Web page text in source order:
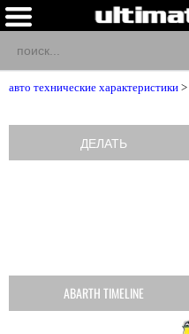
авто технические характеристики >
ДЕЛАТЬ
ABARTH TIMELINE